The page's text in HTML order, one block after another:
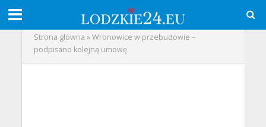
Strona główna »Wronowice w przebudowie –
podpisano kolejną umowę